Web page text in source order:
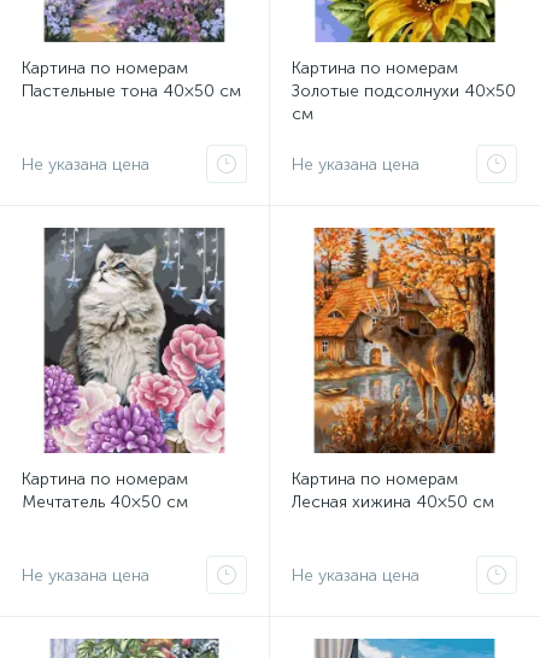
Картина по номерам
Пастельные тона 40×50 см
Не указана цена
Картина по номерам
Золотые подсолнухи 40×50
см
Не указана цена
Картина по номерам
Мечтатель 40×50 см
Не указана цена
Картина по номерам
Лесная хижина 40×50 см
Не указана цена